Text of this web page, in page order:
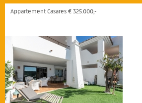
Appartement Casares € 325.000,-